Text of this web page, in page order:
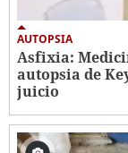
AUTOPSIA
Asfixia:
autopsia de
juicio